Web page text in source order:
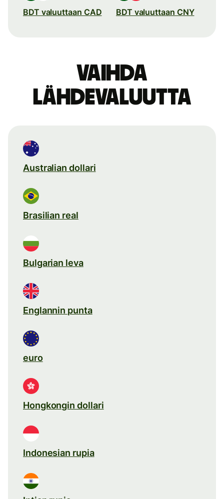
BDT valuuttaan CAD BDT valuuttaan CNY
Vaihda
lähdevaluutta
Australian dollari
Brasilian real
Bulgarian leva
Englannin punta
euro
Hongkongin dollari
Indonesian rupia